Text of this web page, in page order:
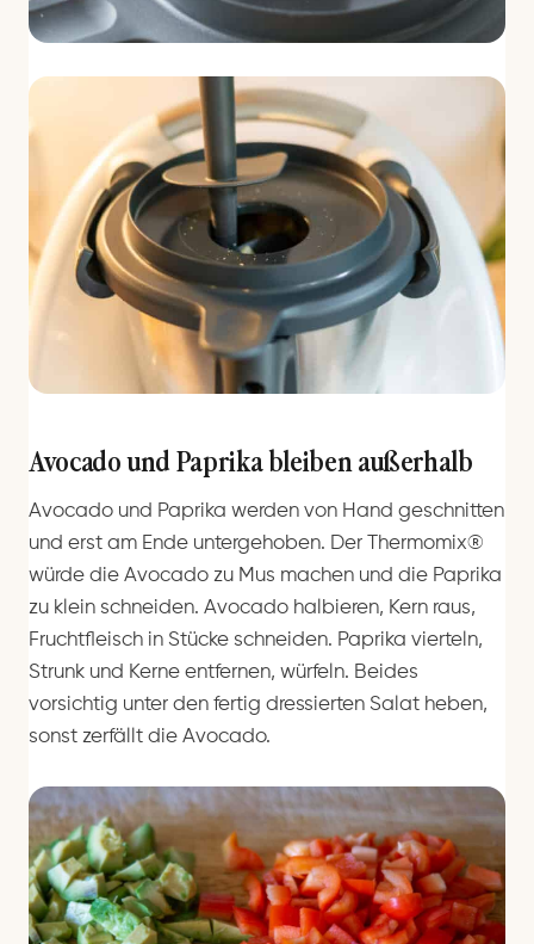
Avocado und Paprika bleiben außerhalb
Avocado und Paprika werden von Hand geschnitten
und erst am Ende untergehoben. Der Thermomix®
würde die Avocado zu Mus machen und die Paprika
zu klein schneiden. Avocado halbieren, Kern raus,
Fruchtfleisch in Stücke schneiden. Paprika vierteln,
Strunk und Kerne entfernen, würfeln. Beides
vorsichtig unter den fertig dressierten Salat heben,
sonst zerfällt die Avocado.